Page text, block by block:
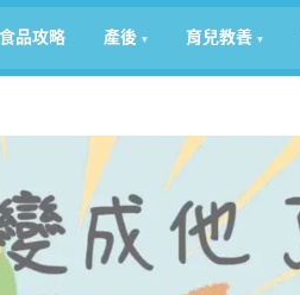
品攻略 產後 育兒教養